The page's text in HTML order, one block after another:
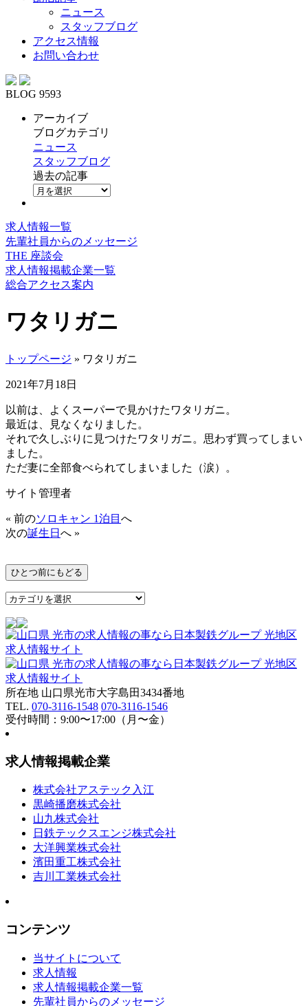
ニュース
スタッフブログ
アクセス情報
お問い合わせ
BLOG 9593
アーカイブ
ブログカテゴリ
ニュース
スタッフブログ
過去の記事
求人情報一覧
先輩社員からのメッセージ
THE 座談会
求人情報掲載企業一覧
総合アクセス案内
ワタリガニ
トップページ » ワタリガニ
2021年7月18日
以前は、よくスーパーで見かけたワタリガニ。
最近は、見なくなりました。
それで久しぶりに見つけたワタリガニ。思わず買ってしまい
ました。
ただ妻に全部食べられてしまいました（涙）。
サイト管理者
« 前のソロキャン 1泊目 へ
次の誕生日 へ »
所在地 山口県光市大字島田3434番地
TEL. 070-3116-1548 070-3116-1546
受付時間：9:00〜17:00（月〜金）
求人情報掲載企業
株式会社アステック入江
黒崎播磨株式会社
山九株式会社
日鉄テックスエンジ株式会社
大洋興業株式会社
濱田重工株式会社
吉川工業株式会社
コンテンツ
当サイトについて
求人情報
求人情報掲載企業一覧
先輩社員からのメッセージ